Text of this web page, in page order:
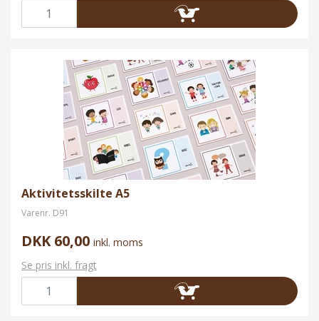
Aktivitetsskilte A5
Varenr. D91
DKK 60,00 inkl. moms
Se pris inkl. fragt